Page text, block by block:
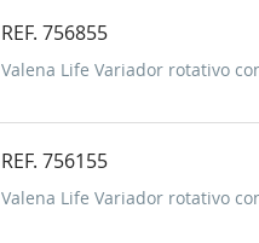
REF. 756855
Valena Life Variador rotativo
REF. 756155
Valena Life Variador rotativo